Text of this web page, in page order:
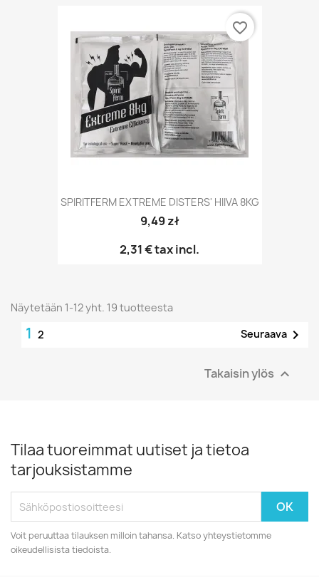
SPIRITFERM EXTREME DISTERS' HIIVA 8KG
9,49 zł
2,31 €tax incl.
favorite_border
Näytetään 1-12 yht. 19 tuotteesta
1 2 Seuraava 
Takaisin ylös 
Tilaa tuoreimmat uutiset ja tietoa
tarjouksistamme
Voit peruuttaa tilauksen milloin tahansa. Katso yhteystietomme
oikeudellisista tiedoista.